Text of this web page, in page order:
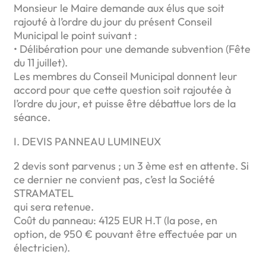
Monsieur le Maire demande aux élus que soit
rajouté à l’ordre du jour du présent Conseil
Municipal le point suivant :
• Délibération pour une demande subvention (Fête
du 11 juillet).
Les membres du Conseil Municipal donnent leur
accord pour que cette question soit rajoutée à
l’ordre du jour, et puisse être débattue lors de la
séance.
I. DEVIS PANNEAU LUMINEUX
2 devis sont parvenus ; un 3 ème est en attente. Si
ce dernier ne convient pas, c’est la Société
STRAMATEL
qui sera retenue.
Coût du panneau: 4125 EUR H.T (la pose, en
option, de 950 € pouvant être effectuée par un
électricien).